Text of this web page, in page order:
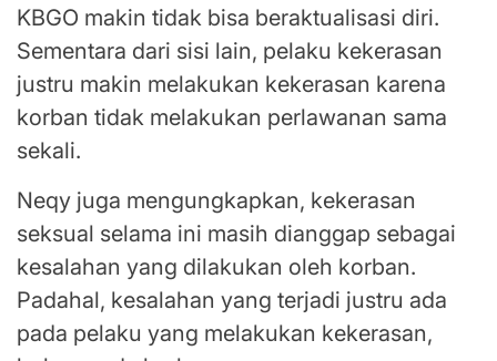
KBGO makin tidak bisa beraktualisasi diri.
Sementara dari sisi lain, pelaku kekerasan
justru makin melakukan kekerasan karena
korban tidak melakukan perlawanan sama
sekali.
Neqy juga mengungkapkan, kekerasan
seksual selama ini masih dianggap sebagai
kesalahan yang dilakukan oleh korban.
Padahal, kesalahan yang terjadi justru ada
pada pelaku yang melakukan kekerasan,